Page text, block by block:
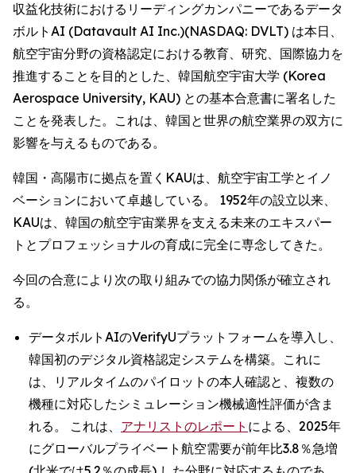
収益化技術におけるリーディングカンパニーであるデータ
ボルトAI (Datavault AI Inc.)(NASDAQ: DVLT) は本日、
航空宇宙分野の資格認定における教育、研究、国際協力を
推進することを目的とした、韓国航空宇宙大学 (Korea
Aerospace University, KAU) との基本合意書に署名した
ことを発表した。これは、韓国と世界の航空業界の双方に
影響を与えるものである。
韓国・高陽市に拠点を置くKAUは、航空宇宙工学とイノ
ベーションにおいて卓越している。 1952年の設立以来、
KAUは、韓国の航空宇宙業界を支える未来のエキスパー
トとプロフェッショナルの育成に完全に専念してきた。
今回の合意により次の取り組みでの協力関係が確立され
る。
データボルトAIのVerifyUプラットフォームを導入し、
韓国初のデジタル資格認定システムを構築。これに
は、リアルタイムのパイロットの本人確認と、複数の
機種に対応したシミュレーション機械適性評価が含ま
れる。 これは、 アナリストのレポート による、2025年
にグローバルプライベート航空需要が前年比3.8％急増